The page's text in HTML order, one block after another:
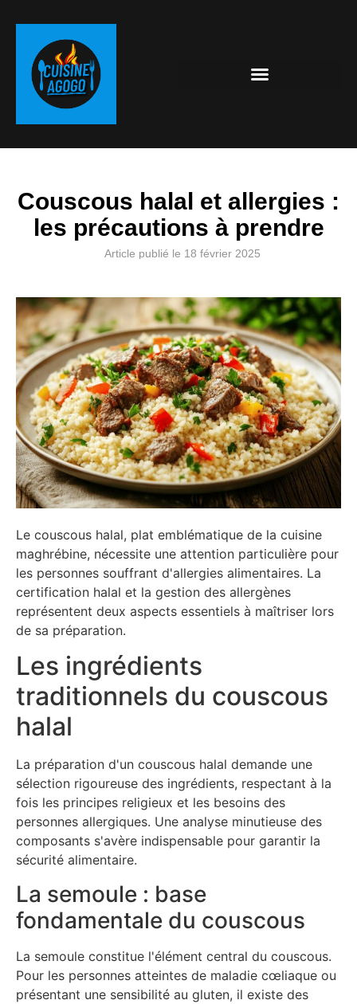
Couscous halal et allergies :
les précautions à prendre
Article publié le 18 février 2025
Le couscous halal, plat emblématique de la cuisine
maghrébine, nécessite une attention particulière pour
les personnes souffrant d'allergies alimentaires. La
certification halal et la gestion des allergènes
représentent deux aspects essentiels à maîtriser lors
de sa préparation.
Les ingrédients
traditionnels du couscous
halal
La préparation d'un couscous halal demande une
sélection rigoureuse des ingrédients, respectant à la
fois les principes religieux et les besoins des
personnes allergiques. Une analyse minutieuse des
composants s'avère indispensable pour garantir la
sécurité alimentaire.
La semoule : base
fondamentale du couscous
La semoule constitue l'élément central du couscous.
Pour les personnes atteintes de maladie cœliaque ou
présentant une sensibilité au gluten, il existe des